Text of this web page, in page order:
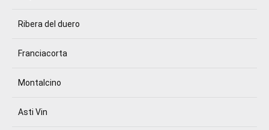
Ribera del duero
Franciacorta
Montalcino
Asti Vin